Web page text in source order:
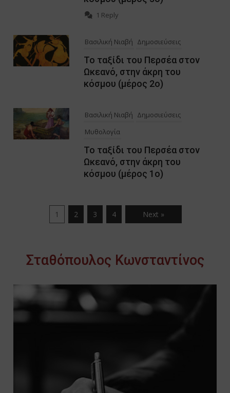
1 Reply
Βασιλική Νιαβή Δημοσιεύσεις
Το ταξίδι του Περσέα στον
Ωκεανό, στην άκρη του
κόσμου (μέρος 2ο)
Βασιλική Νιαβή Δημοσιεύσεις
Μυθολογία
Το ταξίδι του Περσέα στον
Ωκεανό, στην άκρη του
κόσμου (μέρος 1ο)
1 2 3 4 Next »
Σταθόπουλος Κωνσταντίνος